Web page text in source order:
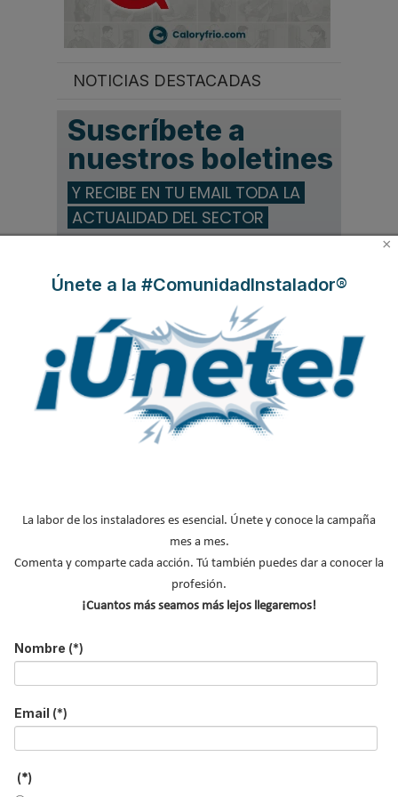
NOTICIAS DESTACADAS
Suscríbete a
nuestros boletines
Y RECIBE EN TU EMAIL TODA LA
ACTUALIDAD DEL SECTOR
Apellidos
Email *
Ocupación *
*
Acepto lapolítica de privacidad
Enviar
LO MÁS VISTO
×
Únete a la #ComunidadInstalador®
La labor de los instaladores es esencial. Únete y conoce la campaña
mes a mes.
Comenta y comparte cada acción. Tú también puedes dar a conocer la
profesión.
¡Cuantos más seamos más lejos llegaremos!
Nombre (*)
Email (*)
(*)